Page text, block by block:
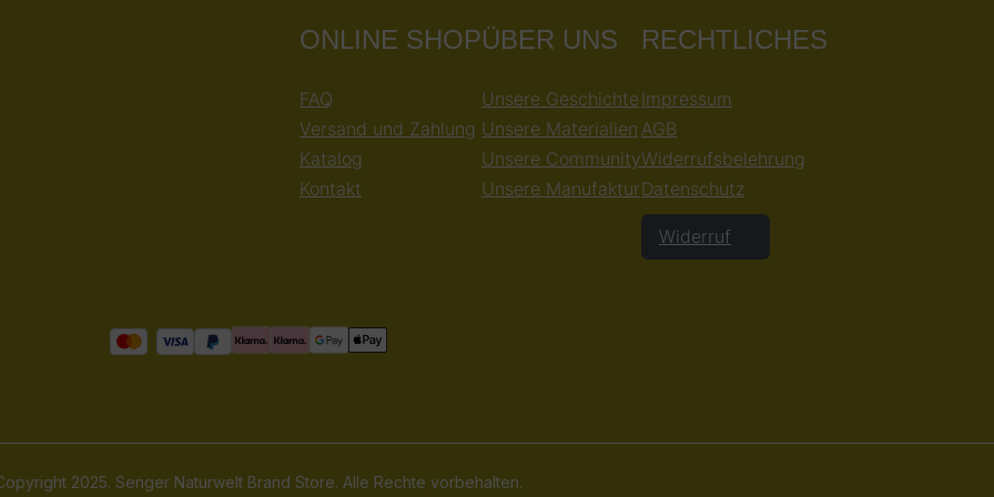
ONLINE SHOP
FAQ
Versand und Zahlung
Katalog
Kontakt
ÜBER UNS
Unsere Geschichte
Unsere Materialien
Unsere Community
Unsere Manufaktur
RECHTLICHES
Impressum
AGB
Widerrufsbelehrung
Datenschutz
Widerruf
2025. Senger Naturwelt Brand Store. Alle Rechte vorbehalten.